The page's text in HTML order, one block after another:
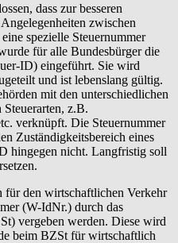
dass zur besseren
zwischen
spezielle Steuernummer
für alle Bundesbürger die
ID) eingeführt. Sie wird
und ist lebenslang gültig.
mit den unterschiedlichen
Steuerarten, z.B.
verknüpft. Die Steuernummer
Zuständigkeitsbereich eines
hingegen nicht. Langfristig soll
für den wirtschaftlichen Verkehr
(W-IdNr.) durch das
vergeben werden. Diese wird
beim BZSt für wirtschaftlich